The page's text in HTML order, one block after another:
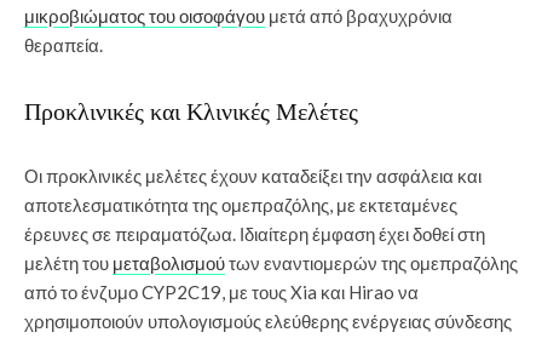
μικροβιώματος του οισοφάγου μετά από βραχυχρόνια
θεραπεία.
Προκλινικές και Κλινικές Μελέτες
Οι προκλινικές μελέτες έχουν καταδείξει την ασφάλεια και
αποτελεσματικότητα της ομεπραζόλης, με εκτεταμένες
έρευνες σε πειραματόζωα. Ιδιαίτερη έμφαση έχει δοθεί στη
μελέτη του μεταβολισμούτων εναντιομερών της ομεπραζόλης
από το ένζυμο CYP2C19, με τους Xia και Hirao να
χρησιμοποιούν υπολογισμούς ελεύθερης ενέργειας σύνδεσης